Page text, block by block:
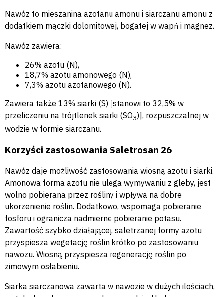
Nawóz to mieszanina azotanu amonu i siarczanu amonu z
dodatkiem mączki dolomitowej, bogatej w wapń i magnez.
Nawóz zawiera:
26% azotu (N),
18,7% azotu amonowego (N),
7,3% azotu azotanowego (N).
Zawiera także 13% siarki (S) [stanowi to 32,5% w
przeliczeniu na trójtlenek siarki (SO3)], rozpuszczalnej w
wodzie w formie siarczanu.
Korzyści zastosowania Saletrosan 26
Nawóz daje możliwość zastosowania wiosną azotu i siarki.
Amonowa forma azotu nie ulega wymywaniu z gleby, jest
wolno pobierana przez rośliny i wpływa na dobre
ukorzenienie roślin. Dodatkowo, wspomaga pobieranie
fosforu i ogranicza nadmierne pobieranie potasu.
Zawartość szybko działającej, saletrzanej formy azotu
przyspiesza wegetację roślin krótko po zastosowaniu
nawozu. Wiosną przyspiesza regenerację roślin po
zimowym osłabieniu.
Siarka siarczanowa zawarta w nawozie w dużych ilościach,